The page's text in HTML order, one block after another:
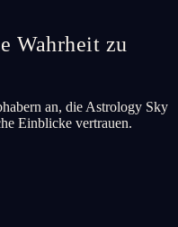
Wahrheit zu
an, die Astrology Sky
Einblicke vertrauen.